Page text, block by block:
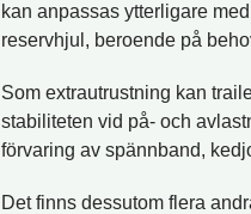
kan anpassas ytterligare
reservhjul, beroende på
Som extrautrustning kan
stabiliteten vid på- och
förvaring av spännband,
Det finns dessutom flera